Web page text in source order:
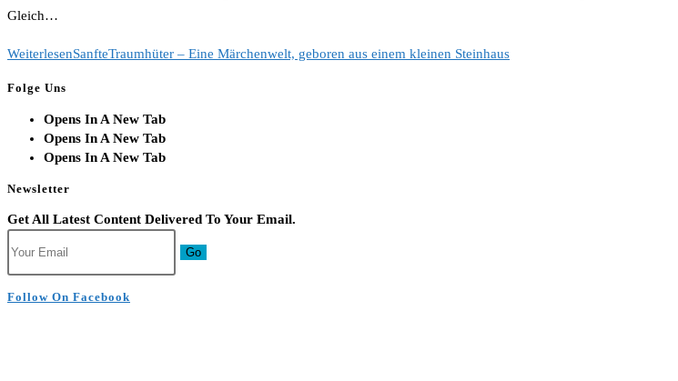
Gleich…
WeiterlesenSanfteTraumhüter – Eine Märchenwelt, geboren aus einem kleinen Steinhaus
Folge Uns
Opens In A New Tab
Opens In A New Tab
Opens In A New Tab
Newsletter
Get All Latest Content Delivered To Your Email.
Go
Follow On Facebook